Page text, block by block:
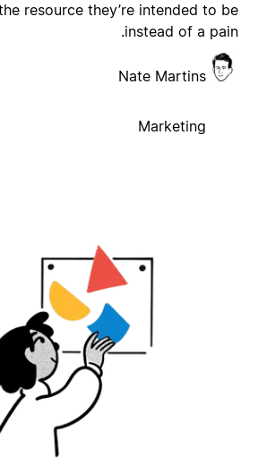
the resource they’re intended to
instead of a
Nate Martins
Marketing